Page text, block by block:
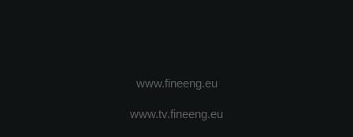
www.fineeng.eu
www.tv.fineeng.eu